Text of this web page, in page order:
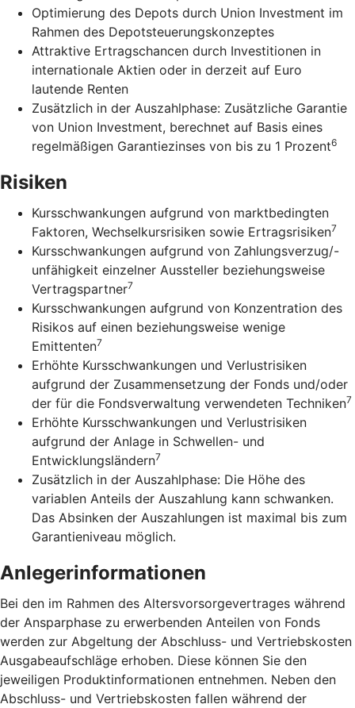
Optimierung des Depots durch Union Investment im
Rahmen des Depotsteuerungskonzeptes
Attraktive Ertragschancen durch Investitionen in
internationale Aktien oder in derzeit auf Euro
lautende Renten
Zusätzlich in der Auszahlphase: Zusätzliche Garantie
von Union Investment, berechnet auf Basis eines
regelmäßigen Garantiezinses von bis zu 1 Prozent6
Risiken
Kursschwankungen aufgrund von marktbedingten
Faktoren, Wechselkursrisiken sowie Ertragsrisiken7
Kursschwankungen aufgrund von Zahlungsverzug/-
unfähigkeit einzelner Aussteller beziehungsweise
Vertragspartner7
Kursschwankungen aufgrund von Konzentration des
Risikos auf einen beziehungsweise wenige
Emittenten7
Erhöhte Kursschwankungen und Verlustrisiken
aufgrund der Zusammensetzung der Fonds und/oder
der für die Fondsverwaltung verwendeten Techniken7
Erhöhte Kursschwankungen und Verlustrisiken
aufgrund der Anlage in Schwellen- und
Entwicklungsländern7
Zusätzlich in der Auszahlphase: Die Höhe des
variablen Anteils der Auszahlung kann schwanken.
Das Absinken der Auszahlungen ist maximal bis zum
Garantieniveau möglich.
Anlegerinformationen
Bei den im Rahmen des Altersvorsorgevertrages während
der Ansparphase zu erwerbenden Anteilen von Fonds
werden zur Abgeltung der Abschluss- und Vertriebskosten
Ausgabeaufschläge erhoben. Diese können Sie den
jeweiligen Produktinformationen entnehmen. Neben den
Abschluss- und Vertriebskosten fallen während der